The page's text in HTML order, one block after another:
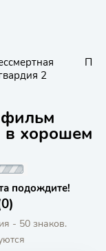
2
фильм
хорошем
подождите!
- 50 знаков.